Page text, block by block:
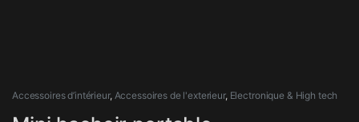
Accessoires d’intérieur, Accessoires de l'exterieur, Electronique & High tech